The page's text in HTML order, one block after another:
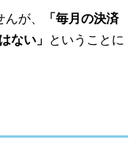
が、
「毎月の決済
ない」 ということに